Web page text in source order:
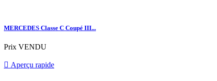
MERCEDES Classe C Coupé III...
Prix VENDU
 Aperçu rapide